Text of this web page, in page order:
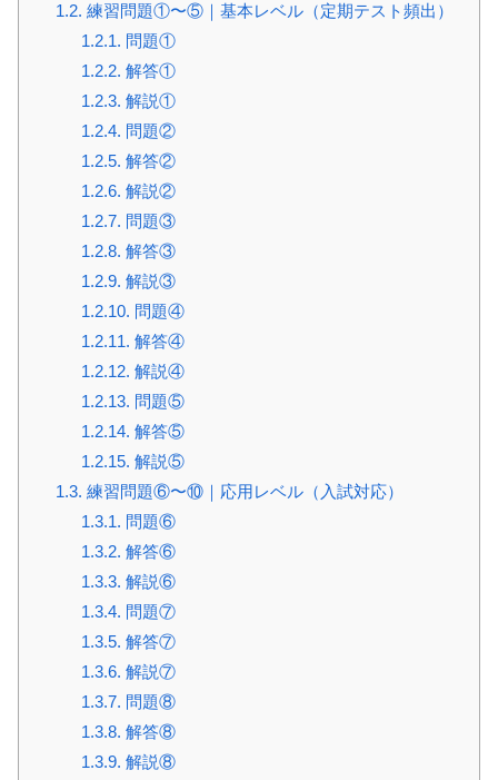
1.2. 練習問題①〜⑤｜基本レベル（定期テスト頻出）
1.2.1. 問題①
1.2.2. 解答①
1.2.3. 解説①
1.2.4. 問題②
1.2.5. 解答②
1.2.6. 解説②
1.2.7. 問題③
1.2.8. 解答③
1.2.9. 解説③
1.2.10. 問題④
1.2.11. 解答④
1.2.12. 解説④
1.2.13. 問題⑤
1.2.14. 解答⑤
1.2.15. 解説⑤
1.3. 練習問題⑥〜⑩｜応用レベル（入試対応）
1.3.1. 問題⑥
1.3.2. 解答⑥
1.3.3. 解説⑥
1.3.4. 問題⑦
1.3.5. 解答⑦
1.3.6. 解説⑦
1.3.7. 問題⑧
1.3.8. 解答⑧
1.3.9. 解説⑧